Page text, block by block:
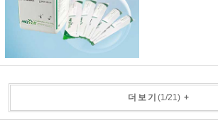
더보기 (1/21) +